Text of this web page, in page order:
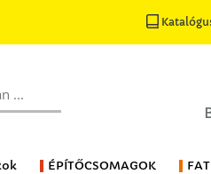
ÉPÍTŐCSOMAGOK